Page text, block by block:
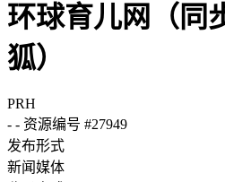
环球育儿网（同
狐）
PRH
- - 资源编号 #27949
发布形式
新闻媒体